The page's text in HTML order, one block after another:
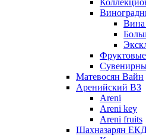
Вина
Матевосян Вайн
Аренийский ВЗ
Areni
Areni key
Areni fruits
Шахназарян